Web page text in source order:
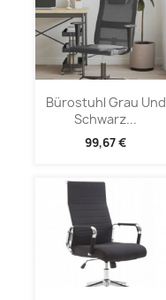
Bürostuhl Grau Und
Schwarz...
99,67 €